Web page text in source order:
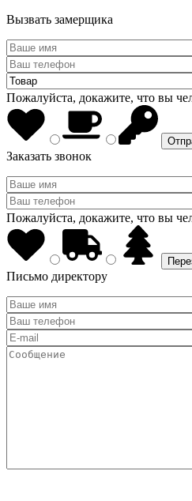
Вызвать замерщика
Пожалуйста, докажите, что вы
Заказать звонок
Пожалуйста, докажите, что вы
Письмо директору